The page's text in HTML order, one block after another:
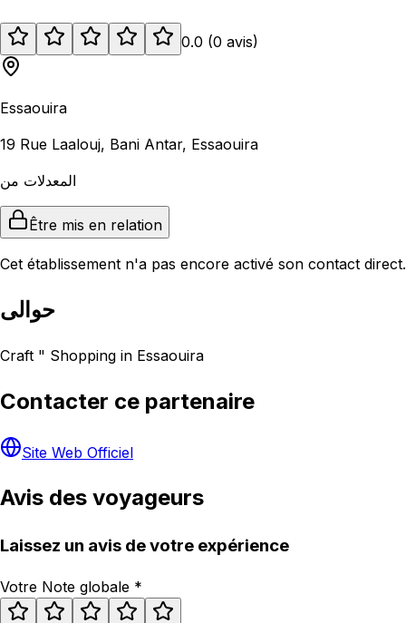
0.0 (0 avis)
Essaouira
19 Rue Laalouj, Bani Antar, Essaouira
المعدلات من
Être mis en relation
Cet établissement n'a pas encore activé son contact direct.
حوالى
Craft " Shopping in Essaouira
Contacter ce partenaire
Site Web Officiel
Avis des voyageurs
Laissez un avis de votre expérience
Votre Note globale *